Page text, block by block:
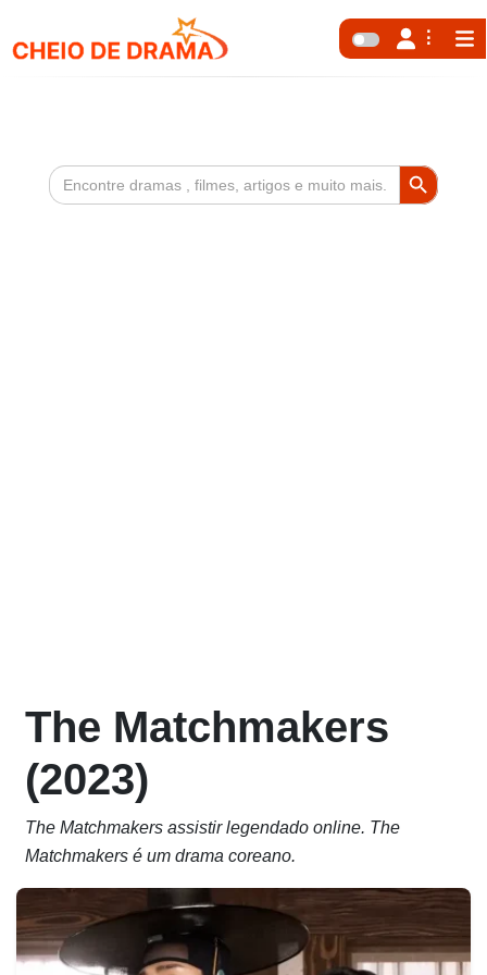
Search
for:
Search Button
The Matchmakers
(2023)
The Matchmakers assistir legendado online. The
Matchmakers é um drama coreano.